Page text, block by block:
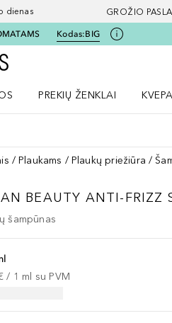
dienas GROŽIO
Kodas:BIG
Į Douglas pagrindinį puslapį
PREKIŲ ŽENKLAI
Plaukams Plaukų priežiūra
BEAUTY ANTI-FRIZZ
šampūnas
/ 1 ml su PVM